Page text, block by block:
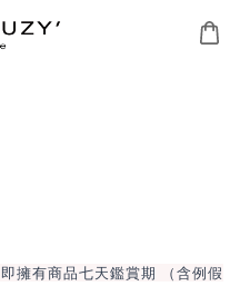
即擁有商品七天鑑賞期 （含例假